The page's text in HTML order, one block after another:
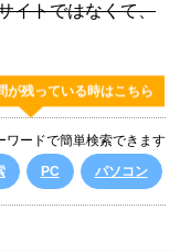
イトではなくて、
が残っている時はこちら
ワードで簡単検索できます
PC パソコン